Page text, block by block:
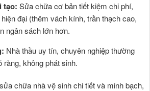
tạo: Sửa chữa cơ bản tiết kiệm chi phí,
đại (thêm vách kính, trần thạch cao,
ngân sách lớn hơn.
Nhà thầu uy tín, chuyên nghiệp thường
ràng, không phát sinh.
chữa nhà vệ sinh chi tiết và minh bạch,